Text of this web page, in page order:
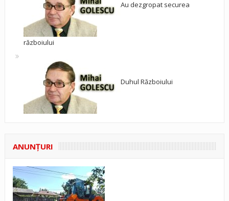
Au dezgropat securea
războiului
Duhul Războiului
ANUNŢURI